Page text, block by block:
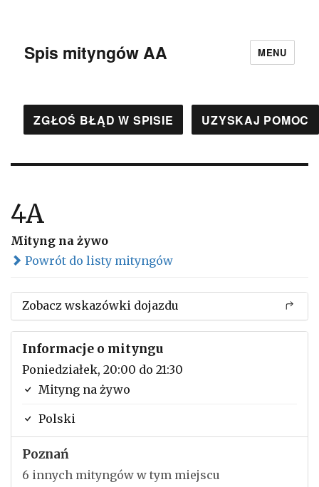
Spis mityngów AA MENU
ZGŁOŚ BŁĄD W SPISIE UZYSKAJ POMOC
4A
Mityng na żywo
Powrót do listy mityngów
Zobacz wskazówki dojazdu
Informacje o mityngu
Poniedziałek, 20:00 do 21:30
Mityng na żywo
Polski
Poznań
6 innych mityngów w tym miejscu